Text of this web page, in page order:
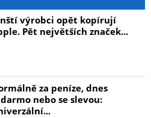
výrobci opět kopírují
Pět největších značek...
za peníze, dnes
nebo se slevou: